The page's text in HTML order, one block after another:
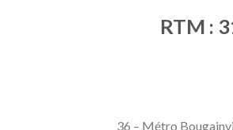
RTM :
36 – Métro